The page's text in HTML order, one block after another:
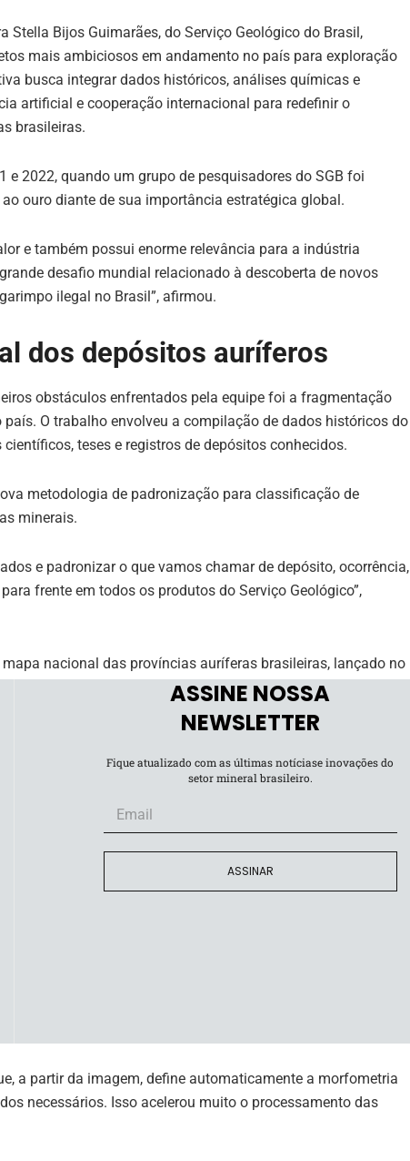
Stella Bijos Guimarães, do Serviço Geológico do Brasil,
mais ambiciosos em andamento no país para exploração
busca integrar dados históricos, análises químicas e
artificial e cooperação internacional para redefinir o
brasileiras.
e 2022, quando um grupo de pesquisadores do SGB foi
ouro diante de sua importância estratégica global.
e também possui enorme relevância para a indústria
desafio mundial relacionado à descoberta de novos
ilegal no Brasil”, afirmou.
dos depósitos auríferos
obstáculos enfrentados pela equipe foi a fragmentação
O trabalho envolveu a compilação de dados históricos do
teses e registros de depósitos conhecidos.
metodologia de padronização para classificação de
minerais.
e padronizar o que vamos chamar de depósito, ocorrência,
frente em todos os produtos do Serviço Geológico”,
nacional das províncias auríferas brasileiras, lançado no
e econômicas sobre depósitos de ouro em escala
análises de ouro
tecnologias automatizadas para análise morfológica e
concentrados de bateia armazenados no acervo histórico do
características como forma, composição química e
permitindo inferências sobre a origem dos depósitos.
tornou inviável a análise manual tradicional. Para
do SGB desenvolveram ferramentas automatizadas
diretamente de imagens.
a partir da imagem, define automaticamente a morfometria
necessários. Isso acelerou muito o processamento das
ASSINE NOSSA
NEWSLETTER
Fique atualizado com as últimas notíciase inovações do
setor mineral brasileiro.
ASSINAR